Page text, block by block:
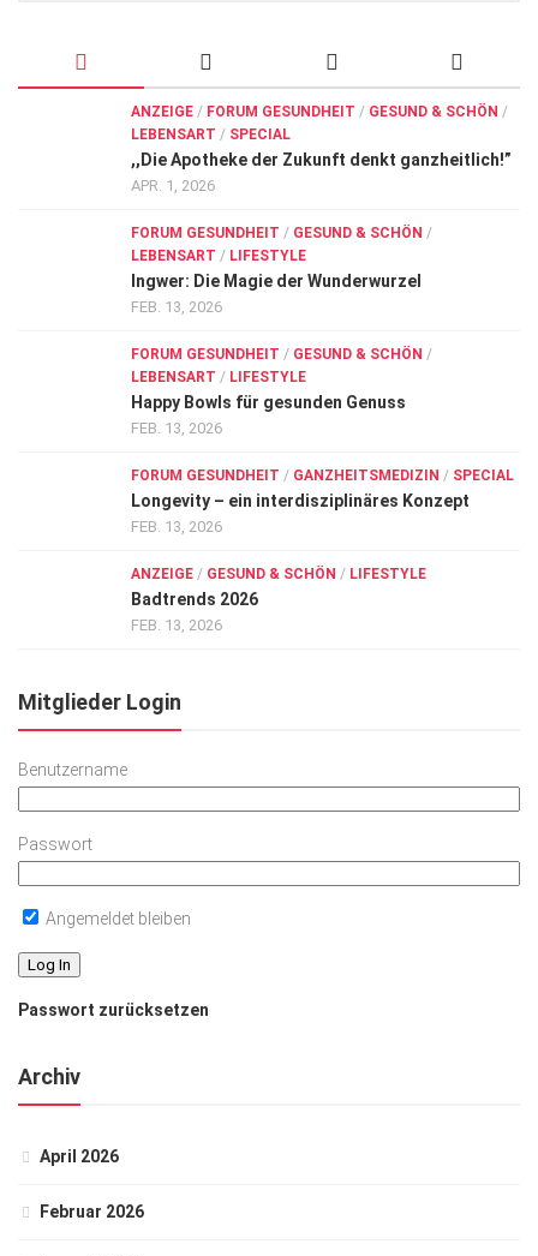
ANZEIGE / FORUM GESUNDHEIT / GESUND & SCHÖN /
LEBENSART / SPECIAL
,,Die Apotheke der Zukunft denkt ganzheitlich!”
APR. 1, 2026
FORUM GESUNDHEIT / GESUND & SCHÖN /
LEBENSART / LIFESTYLE
Ingwer: Die Magie der Wunderwurzel
FEB. 13, 2026
FORUM GESUNDHEIT / GESUND & SCHÖN /
LEBENSART / LIFESTYLE
Happy Bowls für gesunden Genuss
FEB. 13, 2026
FORUM GESUNDHEIT / GANZHEITSMEDIZIN / SPECIAL
Longevity – ein interdisziplinäres Konzept
FEB. 13, 2026
ANZEIGE / GESUND & SCHÖN / LIFESTYLE
Badtrends 2026
FEB. 13, 2026
Mitglieder Login
Benutzername
Passwort
Angemeldet bleiben
Passwort zurücksetzen
Archiv
April 2026
Februar 2026